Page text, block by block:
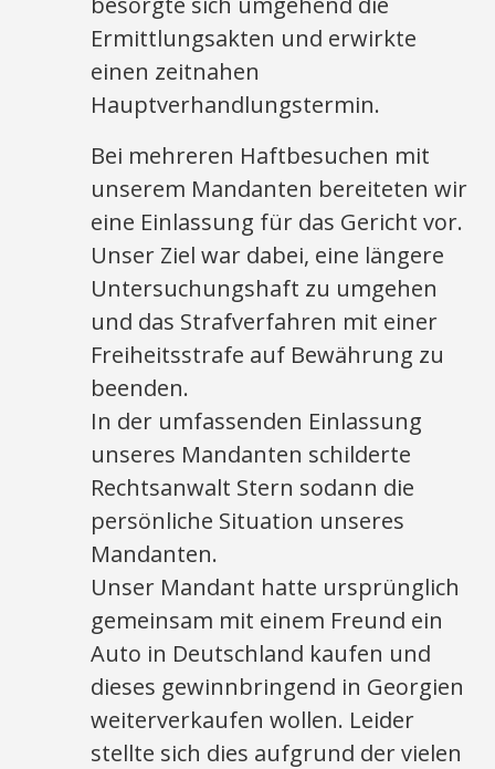
Ermittlungsakten und erwirkte
einen zeitnahen
Hauptverhandlungstermin.
Bei mehreren Haftbesuchen mit
unserem Mandanten bereiteten wir
eine Einlassung für das Gericht vor.
Unser Ziel war dabei, eine längere
Untersuchungshaft zu umgehen
und das Strafverfahren mit einer
Freiheitsstrafe auf Bewährung zu
beenden.
In der umfassenden Einlassung
unseres Mandanten schilderte
Rechtsanwalt Stern sodann die
persönliche Situation unseres
Mandanten.
Unser Mandant hatte ursprünglich
gemeinsam mit einem Freund ein
Auto in Deutschland kaufen und
dieses gewinnbringend in Georgien
weiterverkaufen wollen. Leider
stellte sich dies aufgrund der vielen